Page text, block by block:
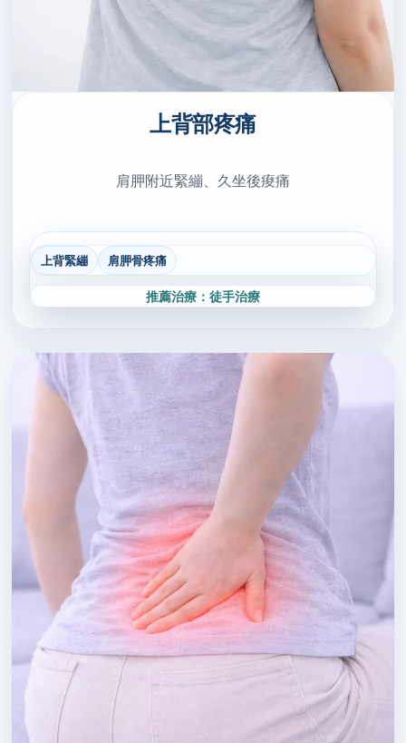
上背部疼痛
肩胛附近緊繃、久坐後痠痛
上背緊繃 肩胛骨疼痛
推薦治療：徒手治療